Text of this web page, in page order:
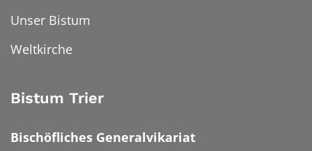
Unser Bistum
Weltkirche
Bistum Trier
Bischöfliches Generalvikariat